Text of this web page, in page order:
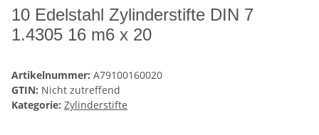
10 Edelstahl Zylinderstifte DIN 7
1.4305 16 m6 x 20
Artikelnummer: A79100160020
GTIN: Nicht zutreffend
Kategorie: Zylinderstifte